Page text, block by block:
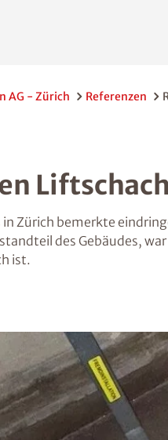
AG - Zürich Referenzen
in Zürich bemerkte
des Gebäudes,
ist.